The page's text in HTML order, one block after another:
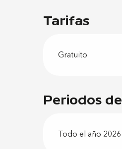
Tarifas
Gratuito
Periodos
Todo el año 2026